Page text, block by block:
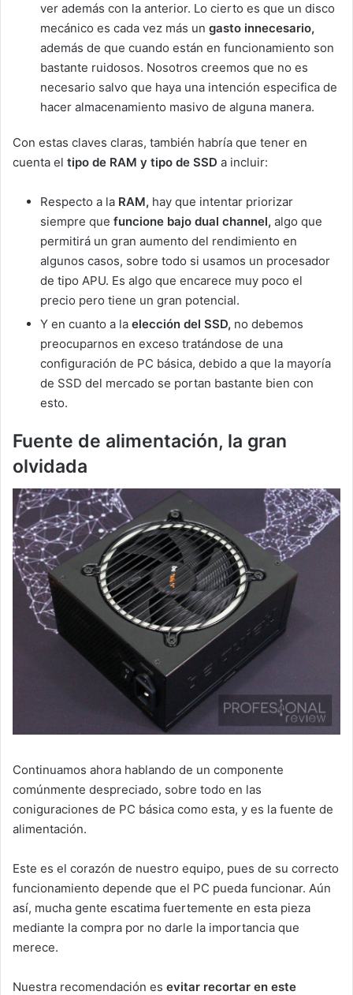
ver además con la anterior. Lo cierto es que un disco
mecánico es cada vez más un gasto innecesario,
además de que cuando están en funcionamiento son
bastante ruidosos. Nosotros creemos que no es
necesario salvo que haya una intención especifica de
hacer almacenamiento masivo de alguna manera.
Con estas claves claras, también habría que tener en
cuenta el tipo de RAM y tipo de SSD a incluir:
Respecto a la RAM, hay que intentar priorizar
siempre que funcione bajo dual channel, algo que
permitirá un gran aumento del rendimiento en
algunos casos, sobre todo si usamos un procesador
de tipo APU. Es algo que encarece muy poco el
precio pero tiene un gran potencial.
Y en cuanto a la elección del SSD, no debemos
preocuparnos en exceso tratándose de una
configuración de PC básica, debido a que la mayoría
de SSD del mercado se portan bastante bien con
esto.
Fuente de alimentación, la gran
olvidada
Continuamos ahora hablando de un componente
comúnmente despreciado, sobre todo en las
coniguraciones de PC básica como esta, y es la fuente de
alimentación.
Este es el corazón de nuestro equipo, pues de su correcto
funcionamiento depende que el PC pueda funcionar. Aún
así, mucha gente escatima fuertemente en esta pieza
mediante la compra por no darle la importancia que
merece.
Nuestra recomendación es evitar recortar en este